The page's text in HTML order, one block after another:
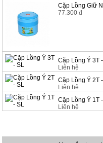
Cặp Lồng Giữ
77.300 đ
Cặp Lồng Ý 3T
Liên hệ
Cặp Lồng Ý 2T
Liên hệ
Cặp Lồng Ý 1T
Liên hệ